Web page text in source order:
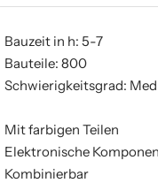
Bauzeit in h: 5-7
Bauteile: 800
Schwierigkeitsgrad:
Mit farbigen Teilen
Elektronische
Kombinierbar